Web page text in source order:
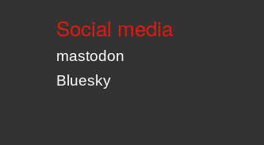
Social media
mastodon
Bluesky